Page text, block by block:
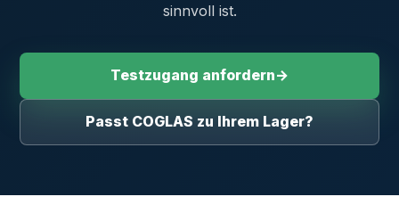
sinnvoll ist.
Testzugang anfordern→
Passt COGLAS zu Ihrem Lager?